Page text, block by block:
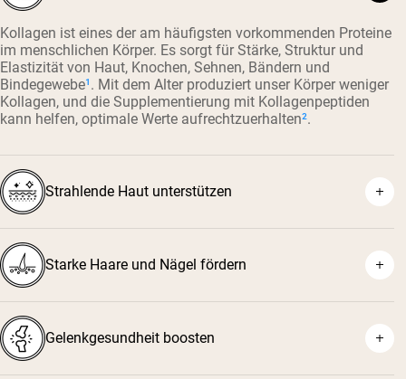
Kollagen ist eines der am häufigsten vorkommenden Proteine
im menschlichen Körper. Es sorgt für Stärke, Struktur und
Elastizität von Haut, Knochen, Sehnen, Bändern und
Bindegewebe¹. Mit dem Alter produziert unser Körper weniger
Kollagen, und die Supplementierung mit Kollagenpeptiden
kann helfen, optimale Werte aufrechtzuerhalten².
Strahlende Haut unterstützen
³
⁴
Starke Haare und Nägel fördern
⁵
Gelenkgesundheit boosten